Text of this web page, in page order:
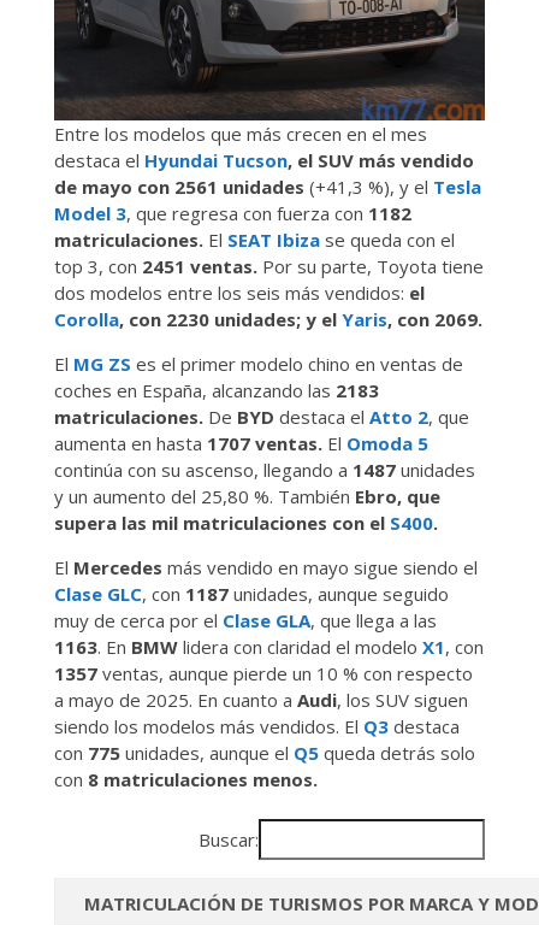
Entre los modelos que más crecen en el mes
destaca el Hyundai Tucson, el SUV más vendido
de mayo con 2561 unidades (+41,3 %), y el Tesla
Model 3, que regresa con fuerza con 1182
matriculaciones.El SEAT Ibizase queda con el
top 3, con 2451 ventas.Por su parte, Toyota tiene
dos modelos entre los seis más vendidos: el
Corolla, con 2230 unidades; y el Yaris, con 2069.
El MG ZS es el primer modelo chino en ventas de
coches en España, alcanzando las 2183
matriculaciones.De BYD destaca el Atto 2, que
aumenta en hasta 1707 ventas.El Omoda 5
continúa con su ascenso, llegando a 1487unidades
y un aumento del 25,80 %. También Ebro, que
supera las mil matriculaciones con el S400.
El Mercedes más vendido en mayo sigue siendo el
Clase GLC, con 1187unidades, aunque seguido
muy de cerca por el Clase GLA, que llega a las
1163. En BMWlidera con claridad el modelo X1, con
1357ventas, aunque pierde un 10 % con respecto
a mayo de 2025. En cuanto a Audi, los SUV siguen
siendo los modelos más vendidos. El Q3destaca
con 775unidades, aunque el Q5queda detrás solo
con 8 matriculaciones menos.
Buscar:
MATRICULACIÓN DE TURISMOS POR MARCA Y